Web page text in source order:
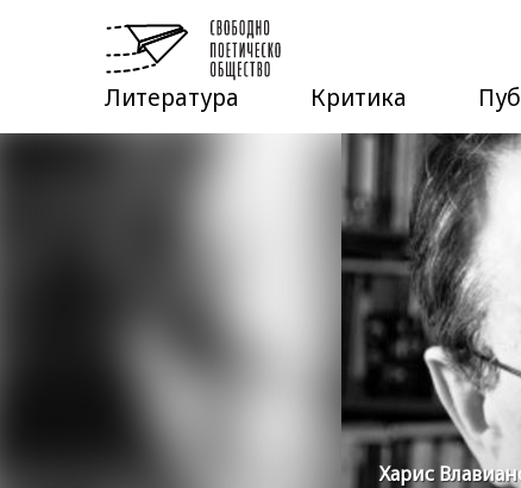
Литература Критика
Харис